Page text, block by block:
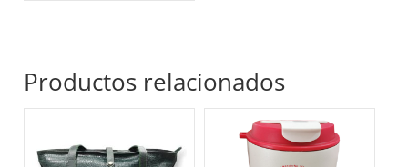
Productos relacionados